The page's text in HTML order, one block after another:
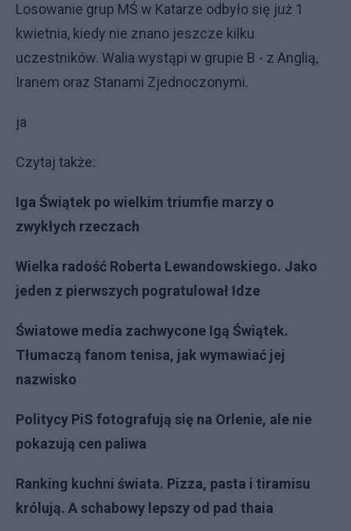
Losowanie grup MŚ w Katarze odbyło się już 1
kwietnia, kiedy nie znano jeszcze kilku
uczestników. Walia wystąpi w grupie B - z Anglią,
Iranem oraz Stanami Zjednoczonymi.
ja
Czytaj także:
Iga Świątek po wielkim triumfie marzy o
zwykłych rzeczach
Wielka radość Roberta Lewandowskiego. Jako
jeden z pierwszych pogratulował Idze
Światowe media zachwycone Igą Świątek.
Tłumaczą fanom tenisa, jak wymawiać jej
nazwisko
Politycy PiS fotografują się na Orlenie, ale nie
pokazują cen paliwa
Ranking kuchni świata. Pizza, pasta i tiramisu
królują. A schabowy lepszy od pad thaia